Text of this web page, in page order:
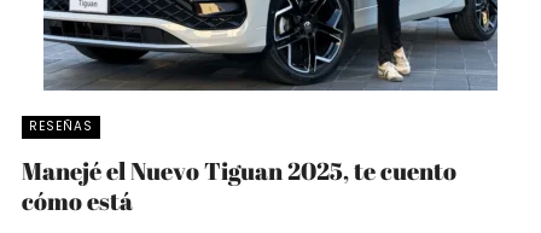
RESEÑAS
Manejé el Nuevo Tiguan 2025, te cuento
cómo está